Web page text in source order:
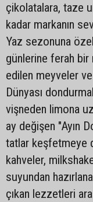
çikolatalara, taze
kadar markanın
Yaz sezonuna
günlerine ferah
edilen meyveler
Dünyası
vişneden limona
ay değişen "Ayın
tatlar keşfetmeye
kahveler,
suyundan
çıkan lezzetleri